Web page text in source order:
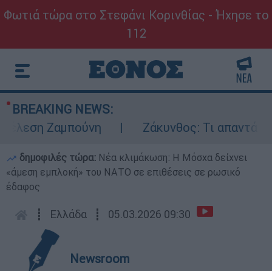
Φωτιά τώρα στο Στεφάνι Κορινθίας - Ήχησε το
112
BREAKING NEWS:
Ζαμπούνη
Ζάκυνθος: Τι απαντά η
δημοφιλές τώρα: Νέα κλιμάκωση: Η Μόσχα δείχνει
«άμεση εμπλοκή» του ΝΑΤΟ σε επιθέσεις σε ρωσικό
έδαφος
┋ Ελλάδα ┋ 05.03.2026 09:30
Newsroom